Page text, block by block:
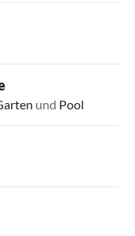
und Pool